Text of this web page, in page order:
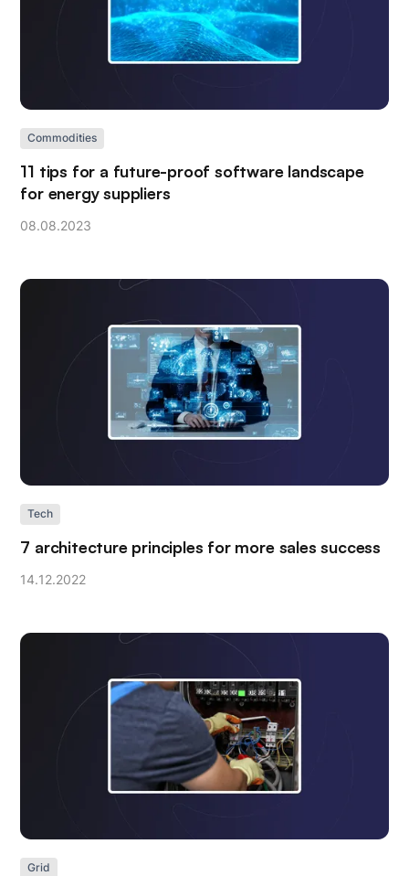
Commodities
11 tips for a future-proof software landscape
for energy suppliers
08.08.2023
Tech
7 architecture principles for more sales success
14.12.2022
Grid